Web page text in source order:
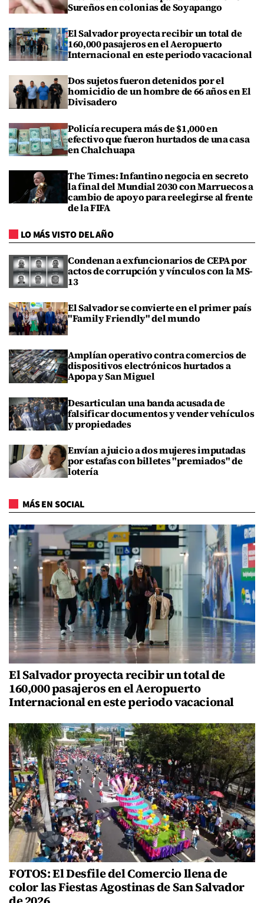
Sureños en colonias de Soyapango
El Salvador proyecta recibir un total de
160,000 pasajeros en el Aeropuerto
Internacional en este periodo vacacional
Dos sujetos fueron detenidos por el
homicidio de un hombre de 66 años en El
Divisadero
Policía recupera más de $1,000 en
efectivo que fueron hurtados de una casa
en Chalchuapa
The Times: Infantino negocia en secreto
la final del Mundial 2030 con Marruecos a
cambio de apoyo para reelegirse al frente
de la FIFA
LO MÁS VISTO DEL AÑO
Condenan a exfuncionarios de CEPA por
actos de corrupción y vínculos con la MS-
13
El Salvador se convierte en el primer país
"Family Friendly" del mundo
Amplían operativo contra comercios de
dispositivos electrónicos hurtados a
Apopa y San Miguel
Desarticulan una banda acusada de
falsificar documentos y vender vehículos
y propiedades
Envían a juicio a dos mujeres imputadas
por estafas con billetes "premiados" de
lotería
MÁS EN SOCIAL
El Salvador proyecta recibir un total de
160,000 pasajeros en el Aeropuerto
Internacional en este periodo vacacional
FOTOS: El Desfile del Comercio llena de
color las Fiestas Agostinas de San Salvador